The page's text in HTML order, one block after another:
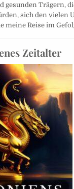
gesunden Trägern,
sich den vielen
meine Reise im
Zeitalter